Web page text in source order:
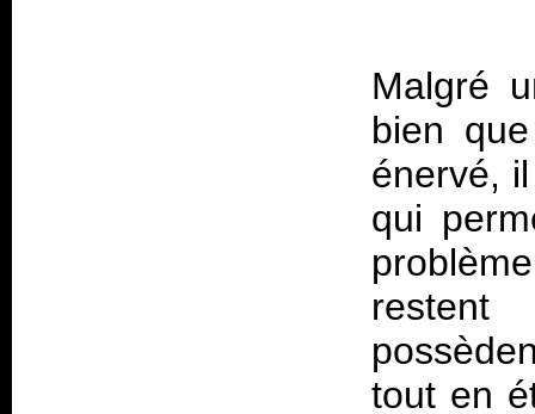
Malgré
bien
énervé,
qui
restent
tout en